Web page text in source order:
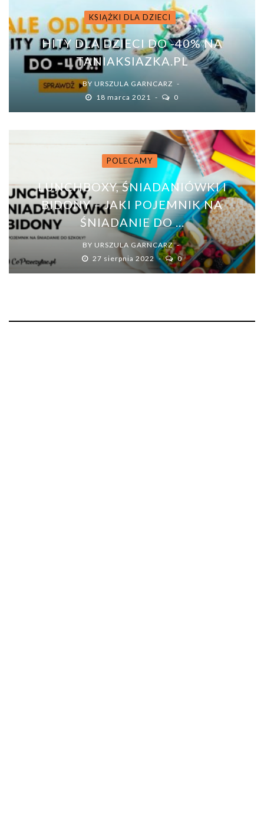
KSIĄŻKI DLA DZIECI
HITY DLA DZIECI DO -40% NA
TANIAKSIAZKA.PL
BY URSZULA GARNCARZ
18 marca 2021
0
POLECAMY
LUNCHBOXY, ŚNIADANIÓWKI I
BIDONY – JAKI POJEMNIK NA
ŚNIADANIE DO ...
BY URSZULA GARNCARZ
27 sierpnia 2022
0